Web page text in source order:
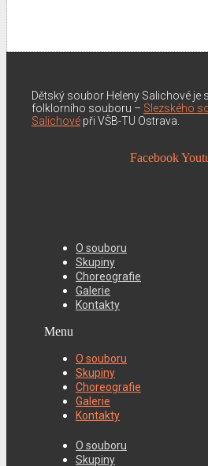
Dětský soubor Heleny Salichové je
folklorního souboru – Slezského
Salichové při VŠB-TU Ostrava.
Facebook
O souboru
Skupiny
Choreografie
Galerie
Kontakty
Menu
O souboru
Skupiny
Choreografie
Galerie
Kontakty
O souboru
Skupiny